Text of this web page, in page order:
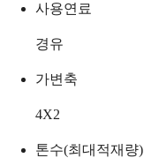
사용연료
경유
가변축
4X2
톤수(최대적재량)